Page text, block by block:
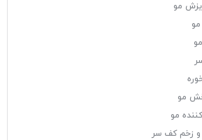
مو
مو
مو
و زخم کف سر